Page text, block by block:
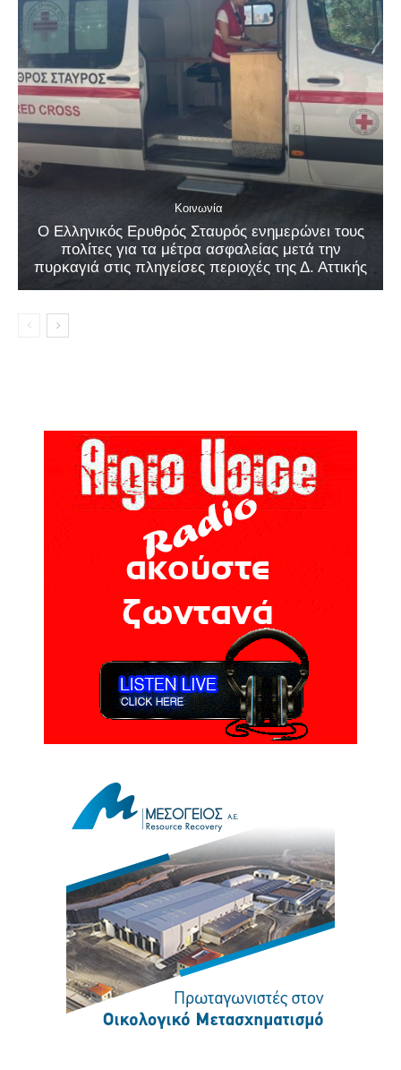
Κοινωνία
Ο Ελληνικός Ερυθρός Σταυρός ενημερώνει τους
πολίτες για τα μέτρα ασφαλείας μετά την
πυρκαγιά στις πληγείσες περιοχές της Δ. Αττικής